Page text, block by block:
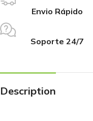
Envio Rápido
Soporte 24/7
Description